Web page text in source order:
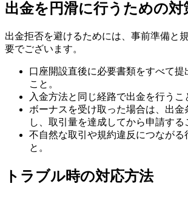
出金を円滑に行うための対
出金拒否を避けるためには、事前準備と
要でございます。
口座開設直後に必要書類をすべて提
こと。
入金方法と同じ経路で出金を行うこ
ボーナスを受け取った場合は、出金
し、取引量を達成してから申請する
不自然な取引や規約違反につながる
と。
トラブル時の対応方法